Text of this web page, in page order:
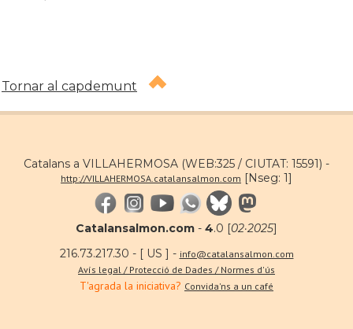
Tornar al capdemunt
Catalans a VILLAHERMOSA (WEB:325 / CIUTAT: 15591) -
http://VILLAHERMOSA.catalansalmon.com [Nseg: 1]
Catalansalmon.com - 4.0 [02·2025]
216.73.217.30 - [ US ] - info@catalansalmon.com
Avís legal / Protecció de Dades / Normes d'ús
T'agrada la iniciativa? Convida'ns a un café